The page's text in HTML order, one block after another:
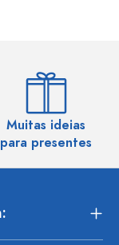
Muitas ideias
para presentes